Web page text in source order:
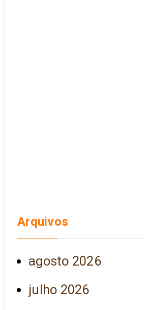
Arquivos
agosto 2026
julho 2026